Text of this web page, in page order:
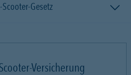
Gesetz
Versicherung